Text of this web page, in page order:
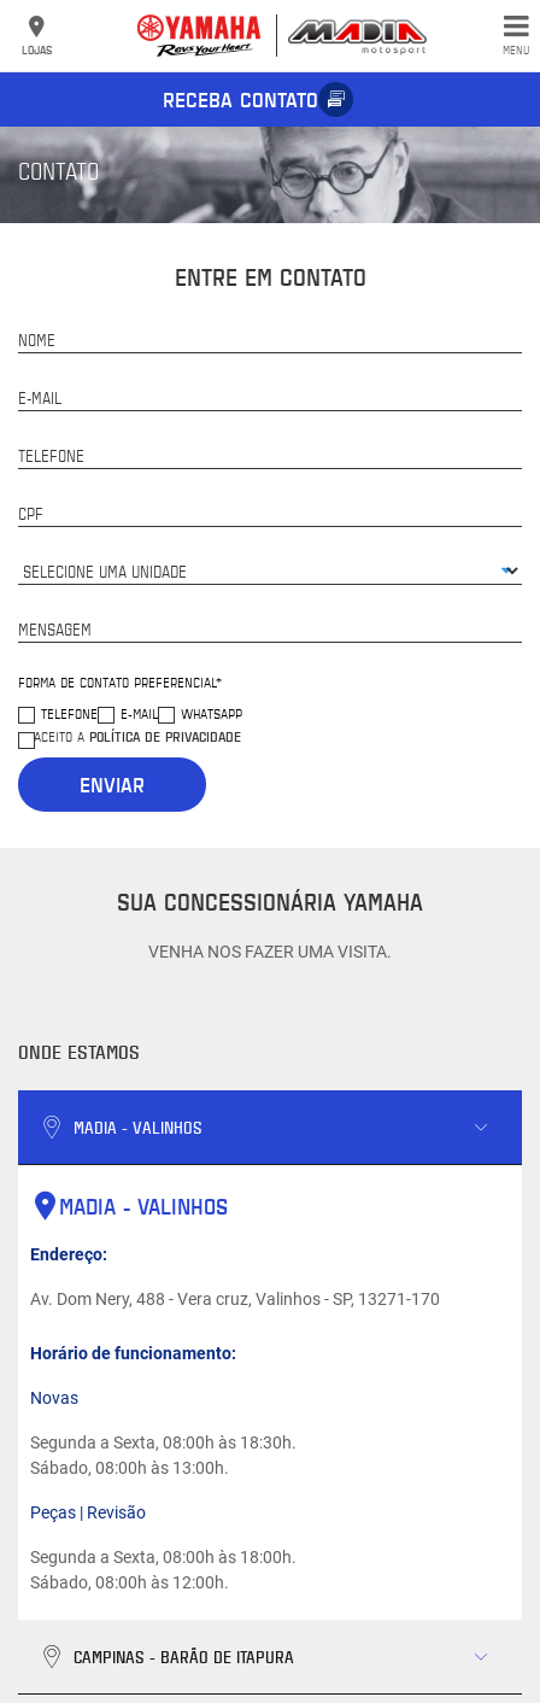
LOJAS MENU
RECEBA CONTATO
CONTATO
ENTRE EM CONTATO
NOME
E-MAIL
TELEFONE
CPF
MENSAGEM
FORMA DE CONTATO PREFERENCIAL*
TELEFONE
E-MAIL
WHATSAPP
ACEITO A POLÍTICA DE PRIVACIDADE
ENVIAR
SUA CONCESSIONÁRIA YAMAHA
VENHA NOS FAZER UMA VISITA.
ONDE ESTAMOS
MADIA - VALINHOS
MADIA - VALINHOS
Endereço:
Av. Dom Nery, 488 - Vera cruz, Valinhos - SP, 13271-170
Horário de funcionamento:
Novas
Segunda a Sexta, 08:00h às 18:30h.
Sábado, 08:00h às 13:00h.
Peças | Revisão
Segunda a Sexta, 08:00h às 18:00h.
Sábado, 08:00h às 12:00h.
CAMPINAS - BARÃO DE ITAPURA